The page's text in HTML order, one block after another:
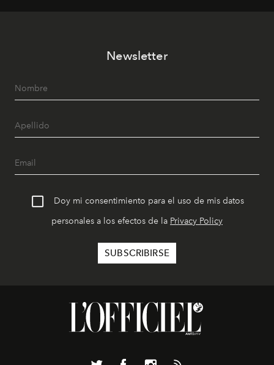
Newsletter
Doy mi consentimiento para el uso de mis datos
personales a los efectos de la Privacy Policy